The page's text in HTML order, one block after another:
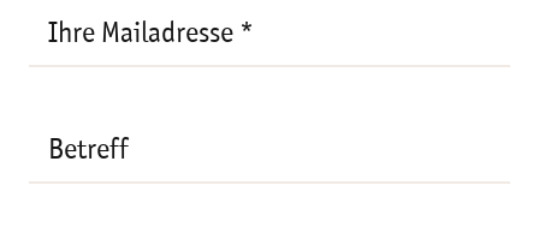
Ihre Mailadresse *
Betreff